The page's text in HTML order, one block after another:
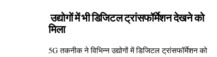
उद्योगों में भी डिजिटल ट्रांसफॉर्मेशन देखने को
मिला
5G तकनीक ने विभिन्न उद्योगों में डिजिटल ट्रांसफॉर्मेशन को